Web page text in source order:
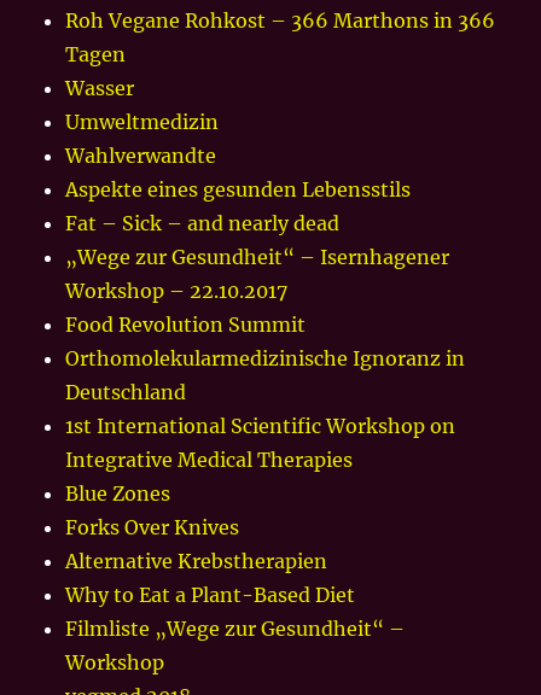
Roh Vegane Rohkost – 366 Marthons in 366
Tagen
Wasser
Umweltmedizin
Wahlverwandte
Aspekte eines gesunden Lebensstils
Fat – Sick – and nearly dead
„Wege zur Gesundheit“ – Isernhagener
Workshop – 22.10.2017
Food Revolution Summit
Orthomolekularmedizinische Ignoranz in
Deutschland
1st International Scientific Workshop on
Integrative Medical Therapies
Blue Zones
Forks Over Knives
Alternative Krebstherapien
Why to Eat a Plant-Based Diet
Filmliste „Wege zur Gesundheit“ –
Workshop